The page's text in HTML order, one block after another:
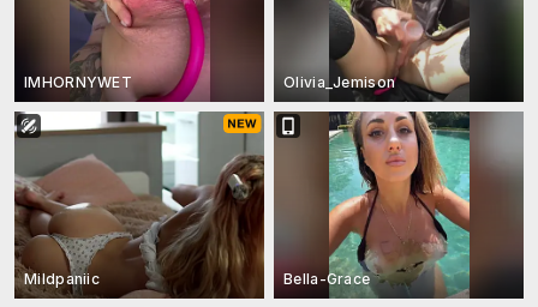
IMHORNYWET Olivia_Jemison
Mildpaniic Bella-Grace